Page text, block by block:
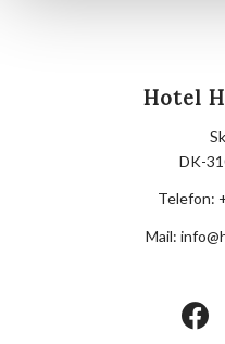
Hotel
DK-
Telefon:
Mail: